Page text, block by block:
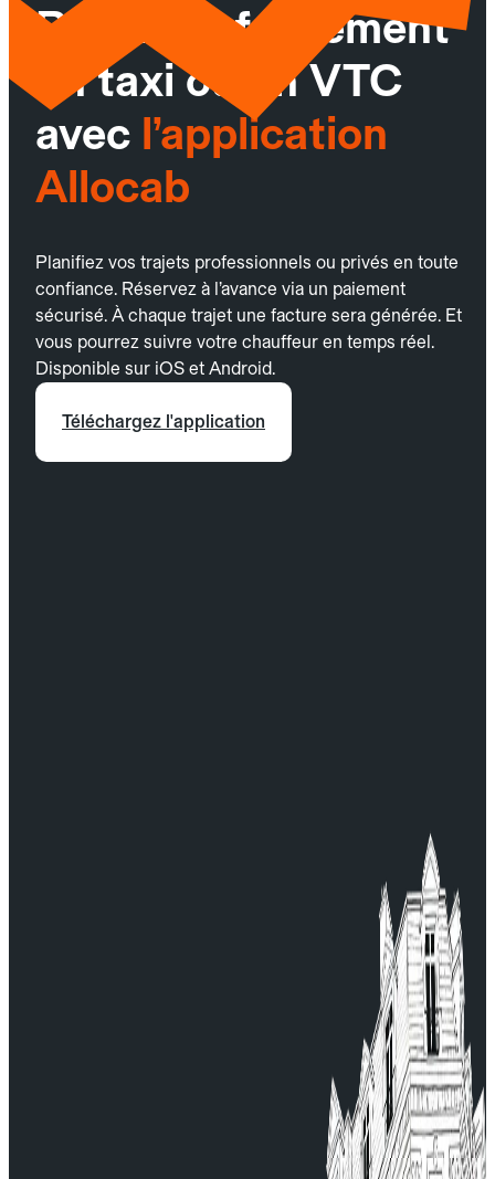
Réservez facilement
un taxi ou un VTC
avec l’application
Allocab
Planifiez vos trajets professionnels ou privés en toute
confiance. Réservez à l’avance via un paiement
sécurisé. À chaque trajet une facture sera générée. Et
vous pourrez suivre votre chauffeur en temps réel.
Disponible sur iOS et Android.
Téléchargez l'application